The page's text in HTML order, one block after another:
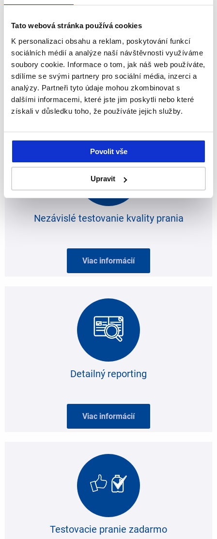
Tato webová stránka používá cookies
K personalizaci obsahu a reklam, poskytování funkcí
sociálních médií a analýze naší návštěvnosti využíváme
soubory cookie. Informace o tom, jak náš web používáte,
sdílíme se svými partnery pro sociální média, inzerci a
analýzy. Partneři tyto údaje mohou zkombinovat s
dalšími informacemi, které jste jim poskytli nebo které
získali v důsledku toho, že používáte jejich služby.
Povolit vše
Upravit
Poradenstvo a návrhy pre práčovne
Viac informácií
Nezávislé testovanie kvality prania
Viac informácií
Detailný reporting
Viac informácií
Testovacie pranie zadarmo